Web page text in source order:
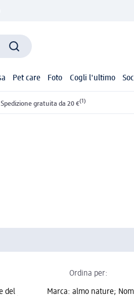
Pet care Foto Cogli l'ultimo
Spedizione gratuita da 20 €(1)
Ordina per:
del
Marca: almo nature;